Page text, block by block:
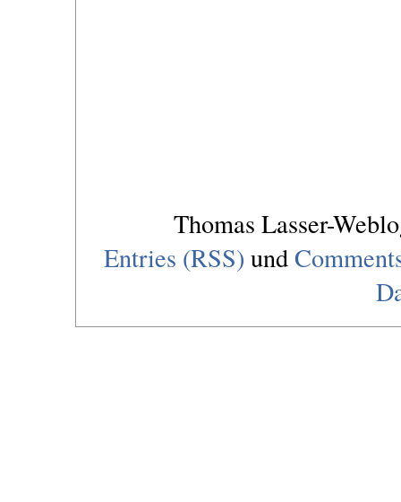
Thomas Lasser-
Entries (RSS) und